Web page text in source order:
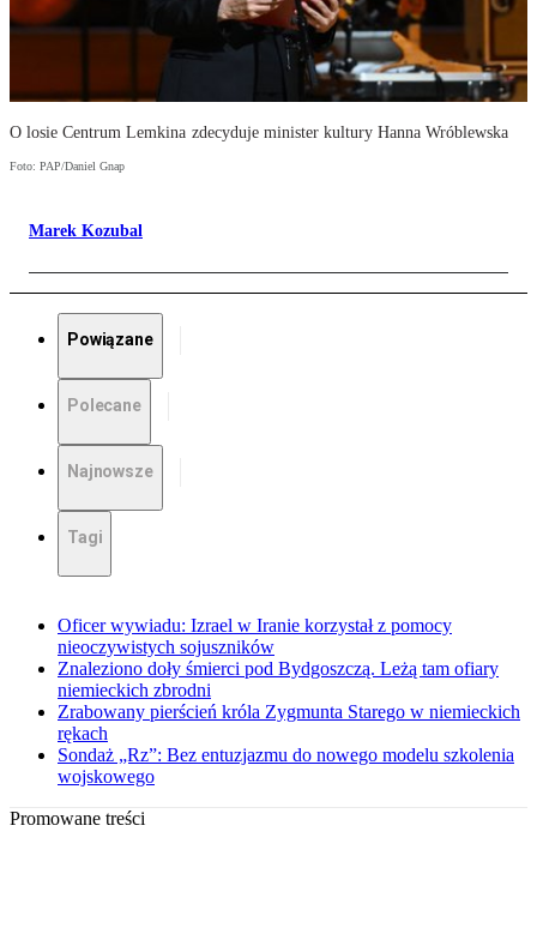
O losie Centrum Lemkina zdecyduje minister kultury Hanna Wróblewska
Foto: PAP/Daniel Gnap
Marek Kozubal
Powiązane
Polecane
Najnowsze
Tagi
Oficer wywiadu: Izrael w Iranie korzystał z pomocy
nieoczywistych sojuszników
Znaleziono doły śmierci pod Bydgoszczą. Leżą tam ofiary
niemieckich zbrodni
Zrabowany pierścień króla Zygmunta Starego w niemieckich
rękach
Sondaż „Rz”: Bez entuzjazmu do nowego modelu szkolenia
wojskowego
Promowane treści